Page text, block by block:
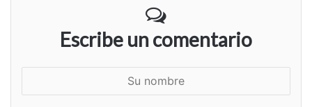
Escribe un comentario